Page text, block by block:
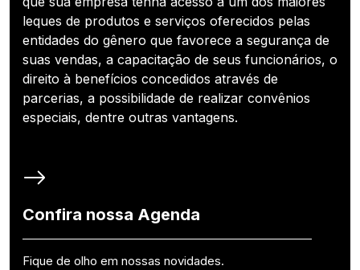
leques de produtos e serviços oferecidos pelas
entidades do gênero que favorece a segurança de
suas vendas, a capacitação de seus funcionários, o
direito à benefícios concedidos através de
parcerias, a possibilidade de realizar convênios
especiais, dentre outras vantagens.
Confira nossa Agenda
Fique de olho em nossas novidades.